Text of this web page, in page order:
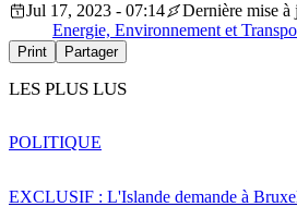
Jul 17, 2023 - 07:14
Dernière mise
Energie, Environnement et
Print Partager
LES PLUS LUS
EXCLUSIF : L'Islande demande à
POLITIQUE